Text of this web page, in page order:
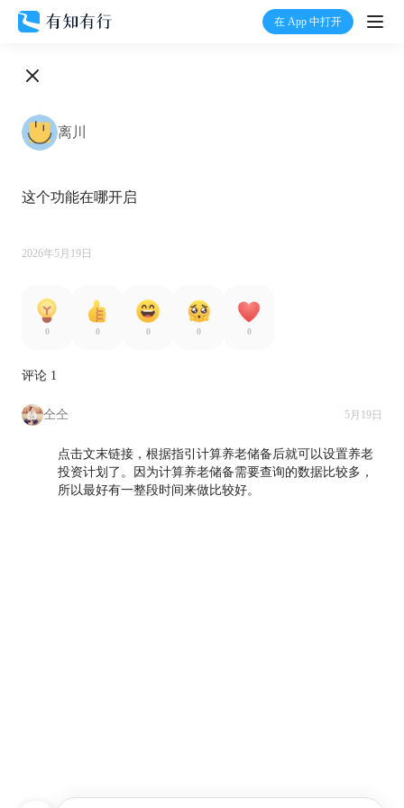
在 App 中打开
打
加入我们
离川
这个功能在哪开启
2026年5月19日
0 0 0 0 0
评论 1
仝仝 5月19日
点击文末链接，根据指引计算养老储备后就可以设置养老
投资计划了。因为计算养老储备需要查询的数据比较多，
所以最好有一整段时间来做比较好。